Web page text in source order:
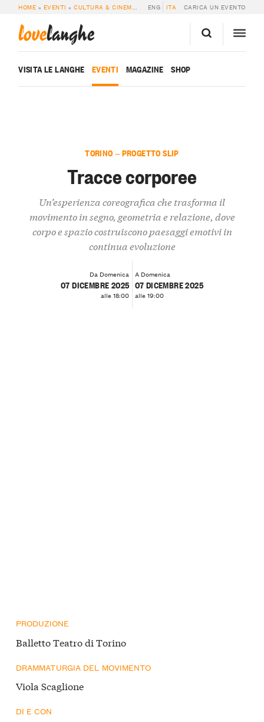
HOME » EVENTI »CULTURA & CINEMA » TRACCE CORPOREE
ENG ITA CARICA UN EVENTO
lovelanghe
VISITA LE LANGHE EVENTI MAGAZINE SHOP
TORINO — PROGETTO SLIP
Tracce corporee
Un’esperienza coreografica che trasforma il
movimento in segno, geometria e relazione, dove
corpo e spazio costruiscono paesaggi emotivi in
continua evoluzione
Da Domenica
07 DICEMBRE 2025
alle 18:00
A Domenica
07 DICEMBRE 2025
alle 19:00
PRODUZIONE
Balletto Teatro di Torino
DRAMMATURGIA DEL MOVIMENTO
Viola Scaglione
DI E CON